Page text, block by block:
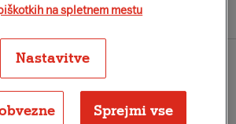
a1secom.listing.compare-on
Znamka:
APC
Back-UPS APC 950VA AVR
Na zalogi
na spletnem mestu
Nastavitve
Sprejmi vse